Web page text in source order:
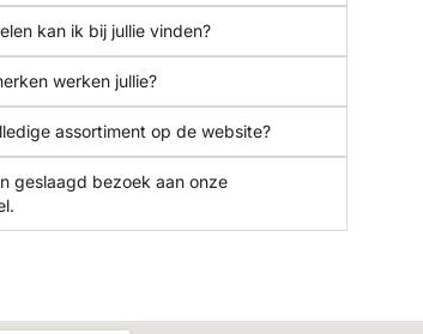
kan ik bij jullie vinden?
werken jullie?
assortiment op de website?
geslaagd bezoek aan onze